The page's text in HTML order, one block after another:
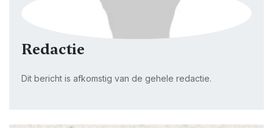
Redactie
Dit bericht is afkomstig van de gehele redactie.